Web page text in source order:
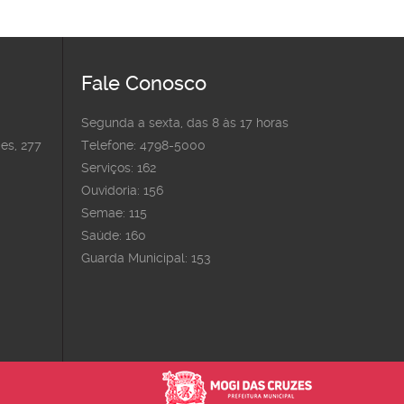
277
Fale Conosco
Segunda a sexta, das 8 às 17 horas
Telefone: 4798-5000
Serviços: 162
Ouvidoria: 156
Semae: 115
Saúde: 160
Guarda Municipal: 153